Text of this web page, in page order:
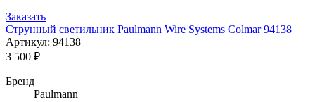
Заказать
Струнный светильник Paulmann Wire Systems Colmar 94138
Артикул: 94138
3 500 ₽
Бренд
Paulmann